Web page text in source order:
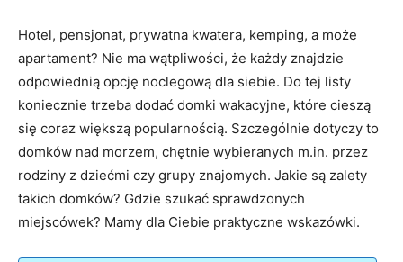
Hotel, pensjonat, prywatna kwatera, kemping, a może
apartament? Nie ma wątpliwości, że każdy znajdzie
odpowiednią opcję noclegową dla siebie. Do tej listy
koniecznie trzeba dodać domki wakacyjne, które cieszą
się coraz większą popularnością. Szczególnie dotyczy to
domków nad morzem, chętnie wybieranych m.in. przez
rodziny z dziećmi czy grupy znajomych. Jakie są zalety
takich domków? Gdzie szukać sprawdzonych
miejscówek? Mamy dla Ciebie praktyczne wskazówki.